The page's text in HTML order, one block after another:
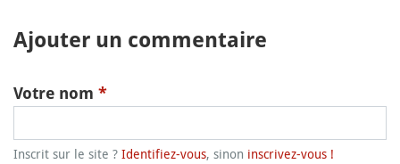
Ajouter un commentaire
Votre nom *
Inscrit sur le site ? Identifiez-vous, sinon inscrivez-vous !